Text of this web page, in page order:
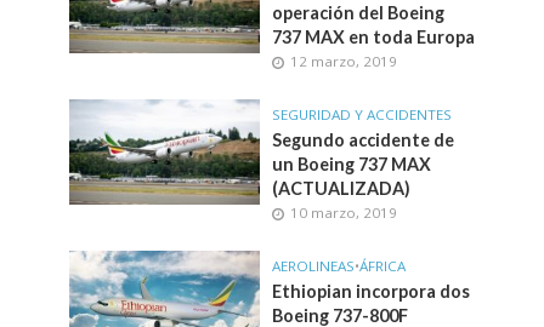
operación del Boeing
737 MAX en toda Europa
12 marzo, 2019
SEGURIDAD Y ACCIDENTES
Segundo accidente de
un Boeing 737 MAX
(ACTUALIZADA)
10 marzo, 2019
AEROLINEAS•ÁFRICA
Ethiopian incorpora dos
Boeing 737-800F